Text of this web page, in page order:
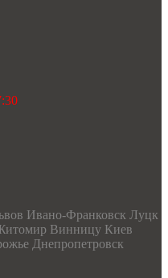
Ивано-Франковск Луцк
Винницу Киев
Днепропетровск